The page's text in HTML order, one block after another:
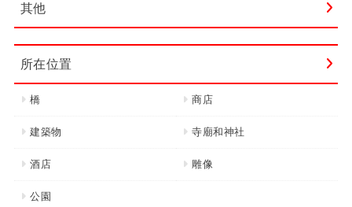
其他
所在位置
橋 商店
建築物 寺廟和神社
酒店 雕像
公園